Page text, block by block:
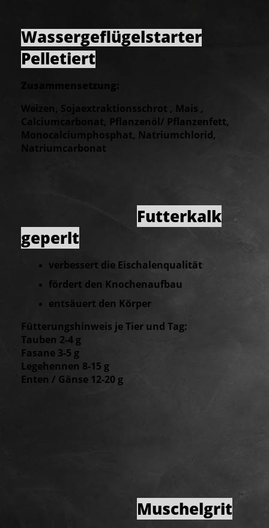
Wassergeflügelstarter
Pelletiert
Zusammensetzung:
Weizen, Sojaextraktionsschrot , Mais ,
Calciumcarbonat, Pflanzenöl/ Pflanzenfett,
Monocalciumphosphat, Natriumchlorid,
Natriumcarbonat
Futterkalk
geperlt
verbessert die Eischalenqualität
fördert den Knochenaufbau
entsäuert den Körper
Fütterungshinweis je Tier und Tag:
Tauben 2-4 g
Fasane 3-5 g
Legehennen 8-15 g
Enten / Gänse 12-20 g
Muschelgrit